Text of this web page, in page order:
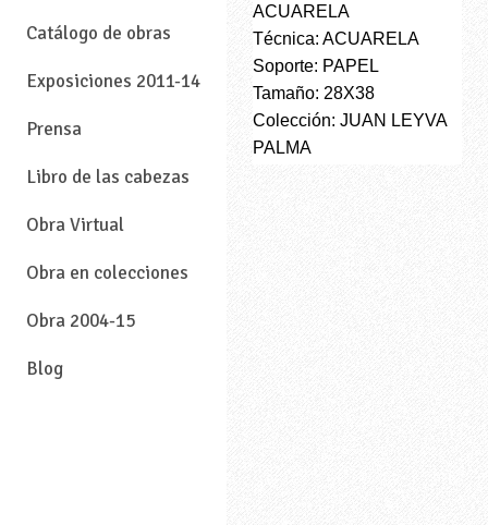
Catálogo de obras
Exposiciones 2011-14
Prensa
Libro de las cabezas
Obra Virtual
Obra en colecciones
Obra 2004-15
Blog
ACUARELA
Técnica: ACUARELA
Soporte: PAPEL
Tamaño: 28X38
Colección: JUAN LEYVA
PALMA